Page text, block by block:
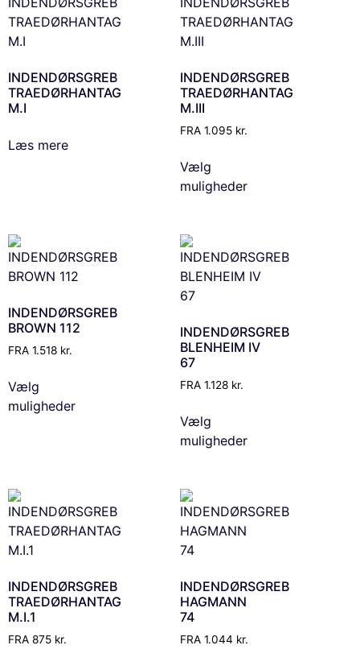
INDENDØRSGREB
TRAEDØRHANTAG
M.I
Læs mere
INDENDØRSGREB
TRAEDØRHANTAG
M.III
FRA 1.095 kr.
Vælg
muligheder
INDENDØRSGREB
BROWN 112
FRA 1.518 kr.
Vælg
muligheder
INDENDØRSGREB
BLENHEIM IV
67
FRA 1.128 kr.
Vælg
muligheder
INDENDØRSGREB
TRAEDØRHANTAG
M.I.1
FRA 875 kr.
INDENDØRSGREB
HAGMANN
74
FRA 1.044 kr.